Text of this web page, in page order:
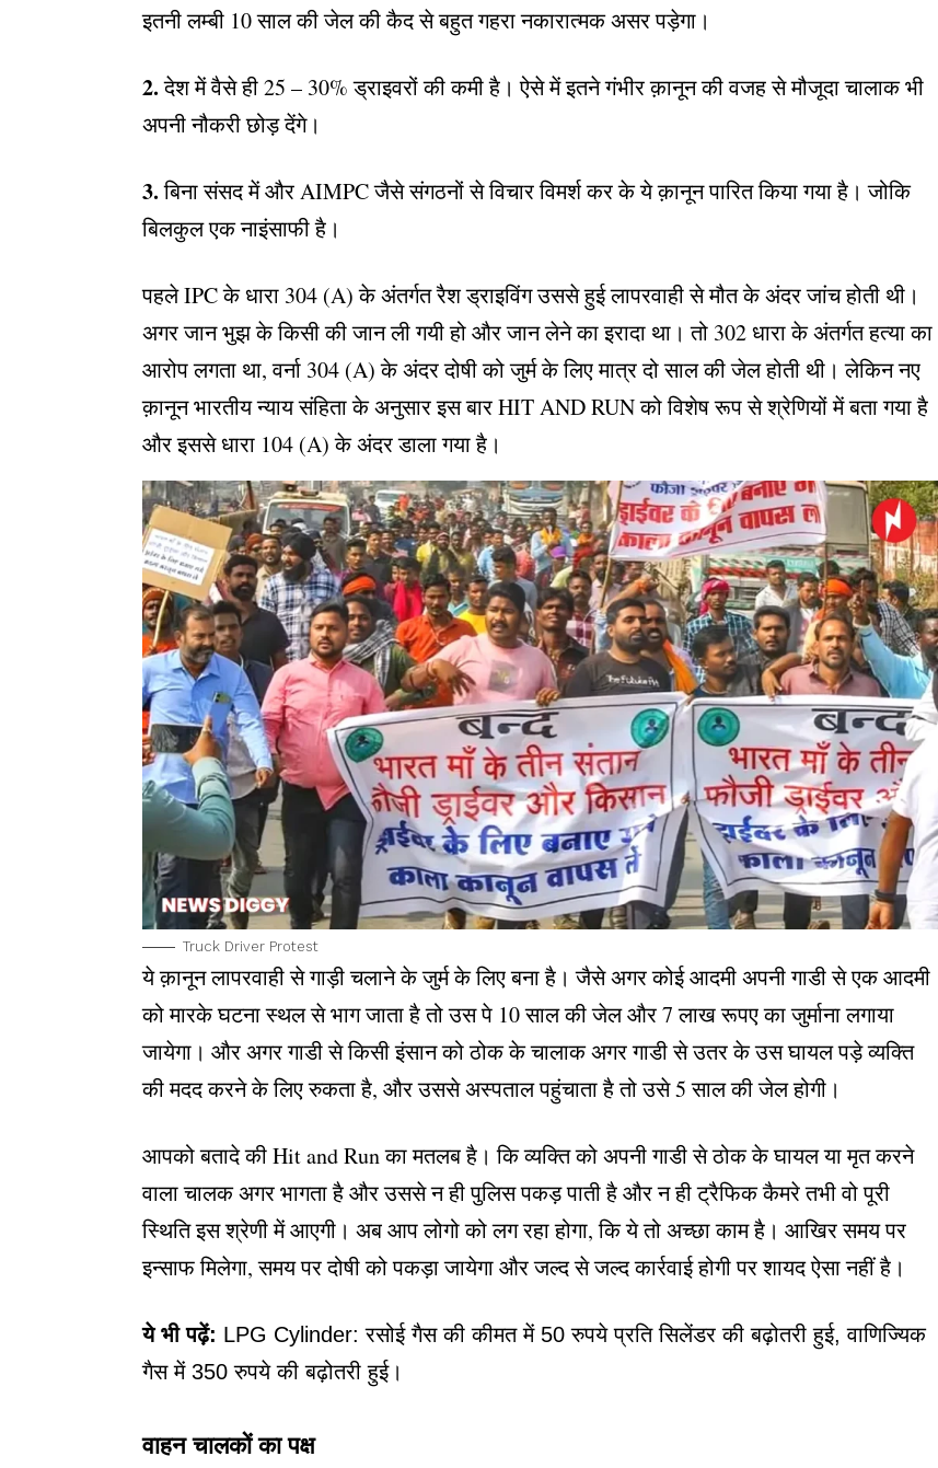
इतनी लम्बी 10 साल की जेल की कैद से बहुत गहरा नकारात्मक असर पड़ेगा।
2.देश में वैसे ही 25 – 30% ड्राइवरों की कमी है। ऐसे में इतने गंभीर क़ानून की वजह से मौजूदा चालाक भी
अपनी नौकरी छोड़ देंगे।
3.बिना संसद में और AIMPC जैसे संगठनों से विचार विमर्श कर के ये क़ानून पारित किया गया है। जोकि
बिलकुल एक नाइंसाफी है।
पहले IPC के धारा 304 (A) के अंतर्गत रैश ड्राइविंग उससे हुई लापरवाही से मौत के अंदर जांच होती थी।
अगर जान भुझ के किसी की जान ली गयी हो और जान लेने का इरादा था। तो 302 धारा के अंतर्गत हत्या का
आरोप लगता था, वर्ना 304 (A) के अंदर दोषी को जुर्म के लिए मात्र दो साल की जेल होती थी। लेकिन नए
क़ानून भारतीय न्याय संहिता के अनुसार इस बार HIT AND RUN को विशेष रूप से श्रेणियों में बता गया है
और इससे धारा 104 (A) के अंदर डाला गया है।
Truck Driver Protest
ये क़ानून लापरवाही से गाड़ी चलाने के जुर्म के लिए बना है। जैसे अगर कोई आदमी अपनी गाडी से एक आदमी
को मारके घटना स्थल से भाग जाता है तो उस पे 10 साल की जेल और 7 लाख रूपए का जुर्माना लगाया
जायेगा। और अगर गाडी से किसी इंसान को ठोक के चालाक अगर गाडी से उतर के उस घायल पड़े व्यक्ति
की मदद करने के लिए रुकता है, और उससे अस्पताल पहुंचाता है तो उसे 5 साल की जेल होगी।
आपको बतादे की Hit and Run का मतलब है। कि व्यक्ति को अपनी गाडी से ठोक के घायल या मृत करने
वाला चालक अगर भागता है और उससे न ही पुलिस पकड़ पाती है और न ही ट्रैफिक कैमरे तभी वो पूरी
स्थिति इस श्रेणी में आएगी। अब आप लोगो को लग रहा होगा, कि ये तो अच्छा काम है। आखिर समय पर
इन्साफ मिलेगा, समय पर दोषी को पकड़ा जायेगा और जल्द से जल्द कार्रवाई होगी पर शायद ऐसा नहीं है।
ये भी पढ़ें: LPG Cylinder: रसोई गैस की कीमत में 50 रुपये प्रति सिलेंडर की बढ़ोतरी हुई, वाणिज्यिक
गैस में 350 रुपये की बढ़ोतरी हुई।
वाहन चालकों का पक्ष